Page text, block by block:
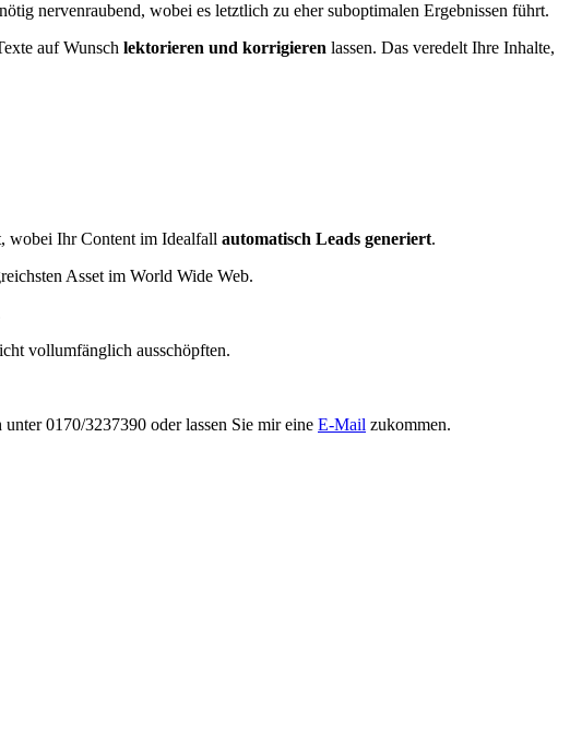
nervenraubend, wobei es letztlich zu eher suboptimalen Ergebnissen führt.
auf Wunsch lektorieren und korrigieren lassen. Das veredelt Ihre Inhalte,
wobei Ihr Content im Idealfall automatisch Leads generiert.
Asset im World Wide Web.
vollumfänglich ausschöpften.
0170/3237390 oder lassen Sie mir eine E-Mail zukommen.